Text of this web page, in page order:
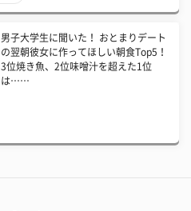
男子大学生に聞いた！ おとまりデート
の翌朝彼女に作ってほしい朝食Top5！
3位焼き魚、2位味噌汁を超えた1位
は……